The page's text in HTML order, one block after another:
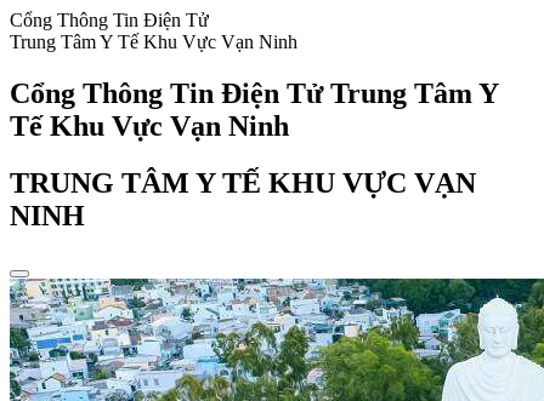
Cổng Thông Tin Điện Tử
Trung Tâm Y Tế Khu Vực Vạn Ninh
Cổng Thông Tin Điện Tử Trung Tâm Y
Tế Khu Vực Vạn Ninh
TRUNG TÂM Y TẾ KHU VỰC VẠN
NINH